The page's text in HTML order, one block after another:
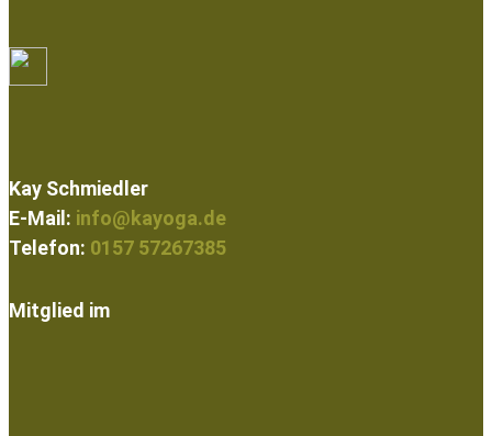
Kay Schmiedler
E-Mail: info@kayoga.de
Telefon: 0157 57267385
Mitglied im